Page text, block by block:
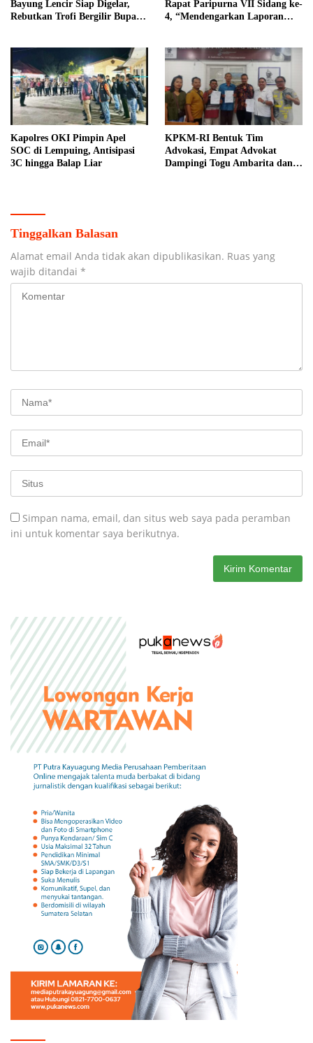
Bayung Lencir Siap Digelar,
Rebutkan Trofi Bergilir Bupati
Rapat Paripurna VII Sidang ke-
4, “Mendengarkan Laporan
Alam”
Kapolres OKI Pimpin Apel
SOC di Lempuing, Antisipasi
3C hingga Balap Liar
KPKM-RI Bentuk Tim
Advokasi, Empat Advokat
Dampingi Togu Ambarita dan
Tinggalkan Balasan
Alamat email Anda tidak akan dipublikasikan. Ruas yang
wajib ditandai *
Simpan nama, email, dan situs web saya pada peramban
ini untuk komentar saya berikutnya.